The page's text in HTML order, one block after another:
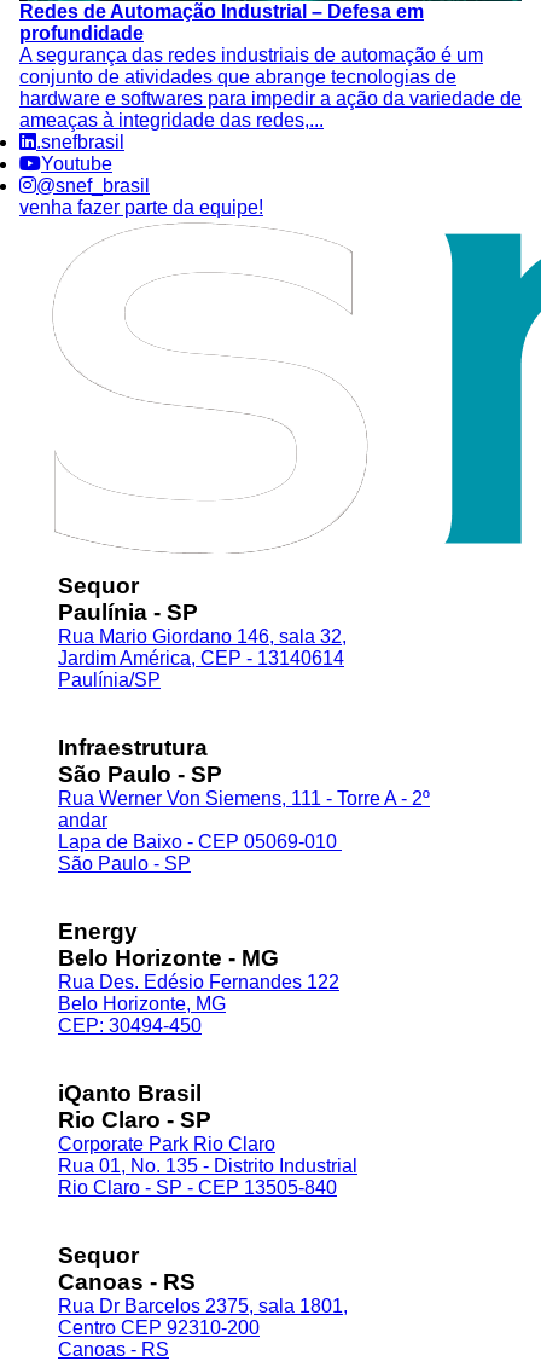
Redes de Automação Industrial – Defesa em
profundidade
A segurança das redes industriais de automação é um
conjunto de atividades que abrange tecnologias de
hardware e softwares para impedir a ação da variedade de
ameaças à integridade das redes,...
.snefbrasil
Youtube
@snef_brasil
venha fazer parte da equipe!
Sequor
Paulínia - SP
Rua Mario Giordano 146, sala 32,
Jardim América, CEP - 13140614
Paulínia/SP
Infraestrutura
São Paulo - SP
Rua Werner Von Siemens, 111 - Torre A - 2º
andar
Lapa de Baixo - CEP 05069-010
São Paulo - SP
Energy
Belo Horizonte - MG
Rua Des. Edésio Fernandes 122
Belo Horizonte, MG
CEP: 30494-450
iQanto Brasil
Rio Claro - SP
Corporate Park Rio Claro
Rua 01, No. 135 - Distrito Industrial
Rio Claro - SP - CEP 13505-840
Sequor
Canoas - RS
Rua Dr Barcelos 2375, sala 1801,
Centro CEP 92310-200
Canoas - RS